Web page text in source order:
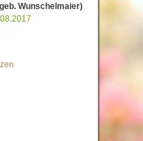
Wunschelmaier)